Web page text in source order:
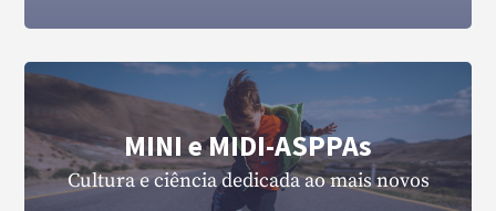
MINI e MIDI-ASPPAs
Cultura e ciência dedicada ao mais novos